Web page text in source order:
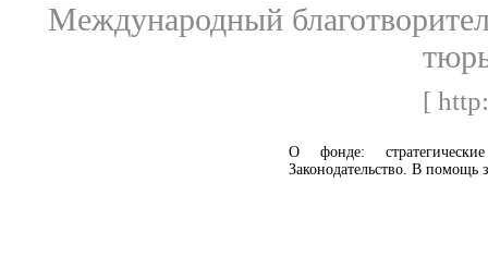
Международный
[
О фонде:
Законодательство. В